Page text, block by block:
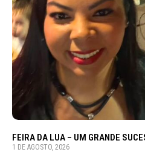
FEIRA DA LUA – UM GRANDE
1 DE AGOSTO, 2026